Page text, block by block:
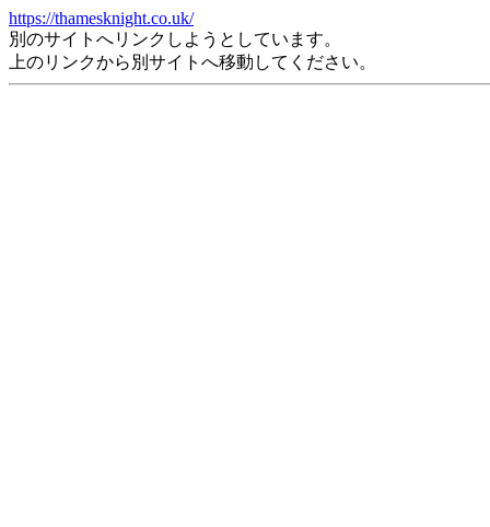
https://thamesknight.co.uk/
別のサイトへリンクしようとしています。
上のリンクから別サイトへ移動してください。